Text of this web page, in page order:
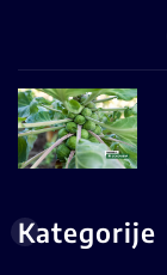
Kategorije